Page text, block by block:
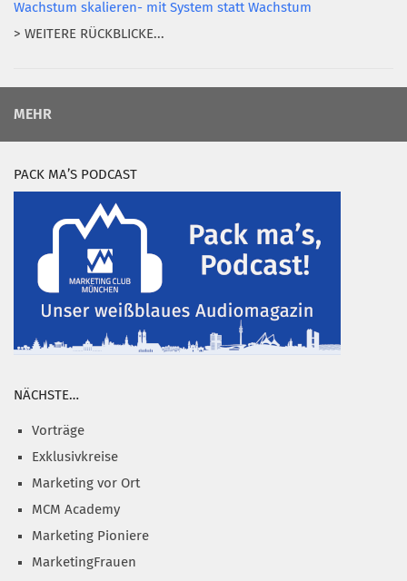
Wachstum skalieren- mit System statt Wachstum
> WEITERE RÜCKBLICKE...
MEHR
PACK MA’S PODCAST
NÄCHSTE…
Vorträge
Exklusivkreise
Marketing vor Ort
MCM Academy
Marketing Pioniere
MarketingFrauen